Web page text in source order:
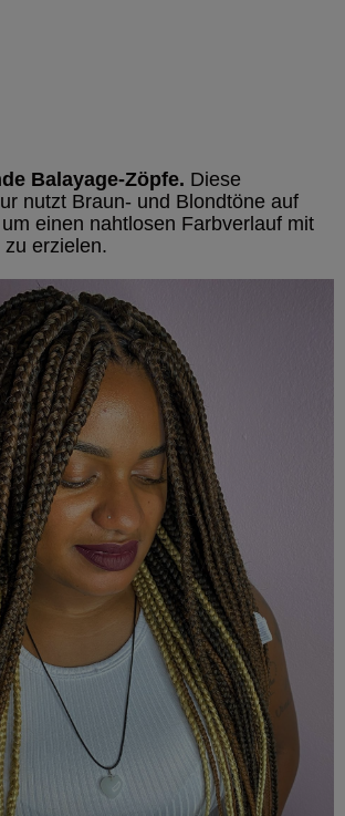
Balayage-Zöpfe. Diese
nutzt Braun- und Blondtöne auf
einen nahtlosen Farbverlauf mit
erzielen.